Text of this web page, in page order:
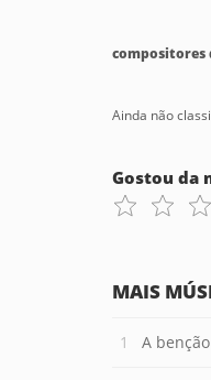
compositores
Ainda não
Gostou da
MAIS
A